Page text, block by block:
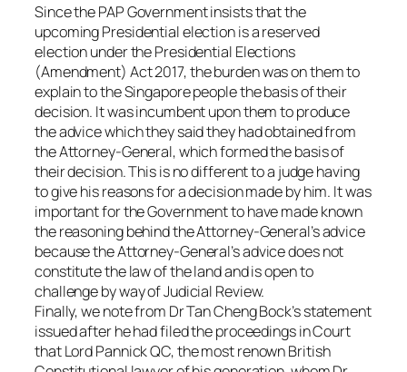
Since the PAP Government insists that the
upcoming Presidential election is a reserved
election under the Presidential Elections
(Amendment) Act 2017, the burden was on them to
explain to the Singapore people the basis of their
decision. It was incumbent upon them to produce
the advice which they said they had obtained from
the Attorney-General, which formed the basis of
their decision. This is no different to a judge having
to give his reasons for a decision made by him. It was
important for the Government to have made known
the reasoning behind the Attorney-General’s advice
because the Attorney-General’s advice does not
constitute the law of the land and is open to
challenge by way of Judicial Review.
Finally, we note from Dr Tan Cheng Bock’s statement
issued after he had filed the proceedings in Court
that Lord Pannick QC, the most renown British